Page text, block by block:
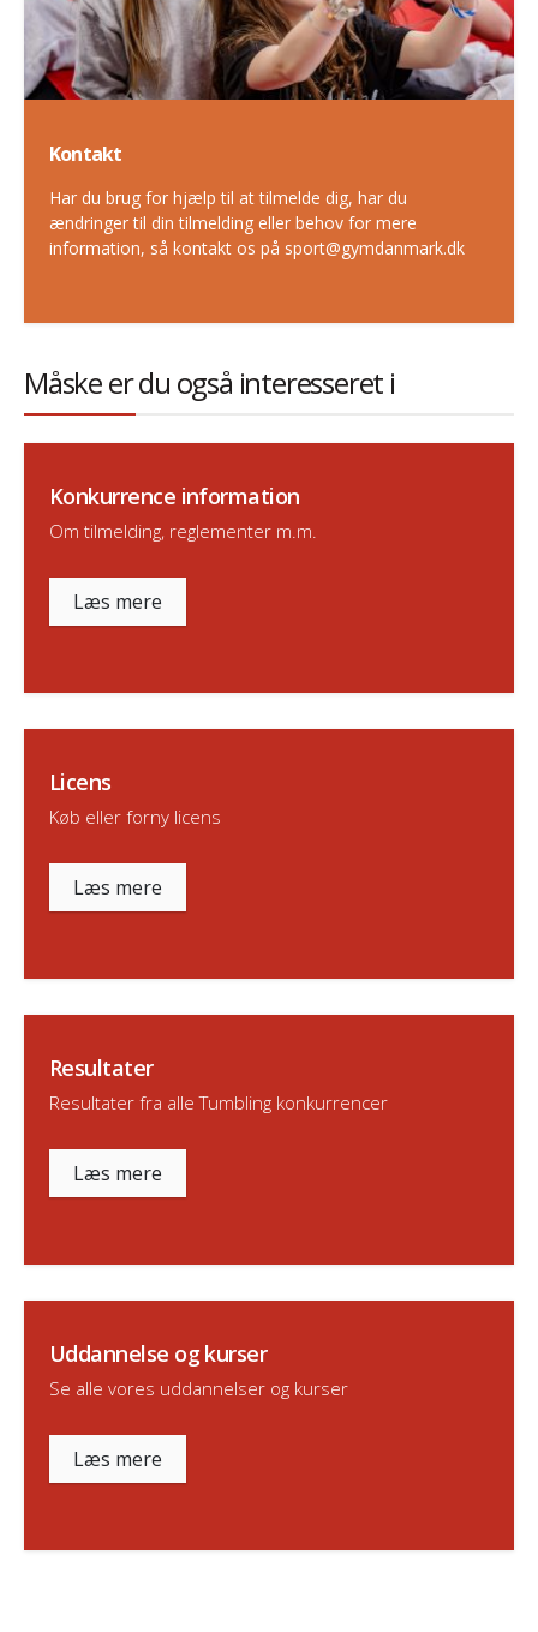
Kontakt
Har du brug for hjælp til at tilmelde dig, har du
ændringer til din tilmelding eller behov for mere
information, så kontakt os på sport@gymdanmark.dk
Måske er du også interesseret i
Konkurrence information
Om tilmelding, reglementer m.m.
Læs mere
Licens
Køb eller forny licens
Læs mere
Resultater
Resultater fra alle Tumbling konkurrencer
Læs mere
Uddannelse og kurser
Se alle vores uddannelser og kurser
Læs mere